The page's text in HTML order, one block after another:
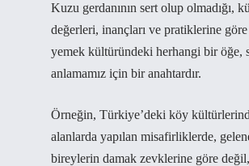
Kuzu gerdanının sert olup
değerleri, inançları ve pratiklerine göre
yemek kültüründeki herhangi bir öğe,
anlamamız için bir anahtardır.
Örneğin, Türkiye’deki köy
alanlarda yapılan misafirliklerde,
bireylerin damak zevklerine göre değil,